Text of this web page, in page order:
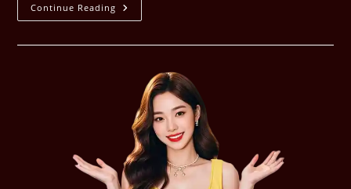
Continue Reading